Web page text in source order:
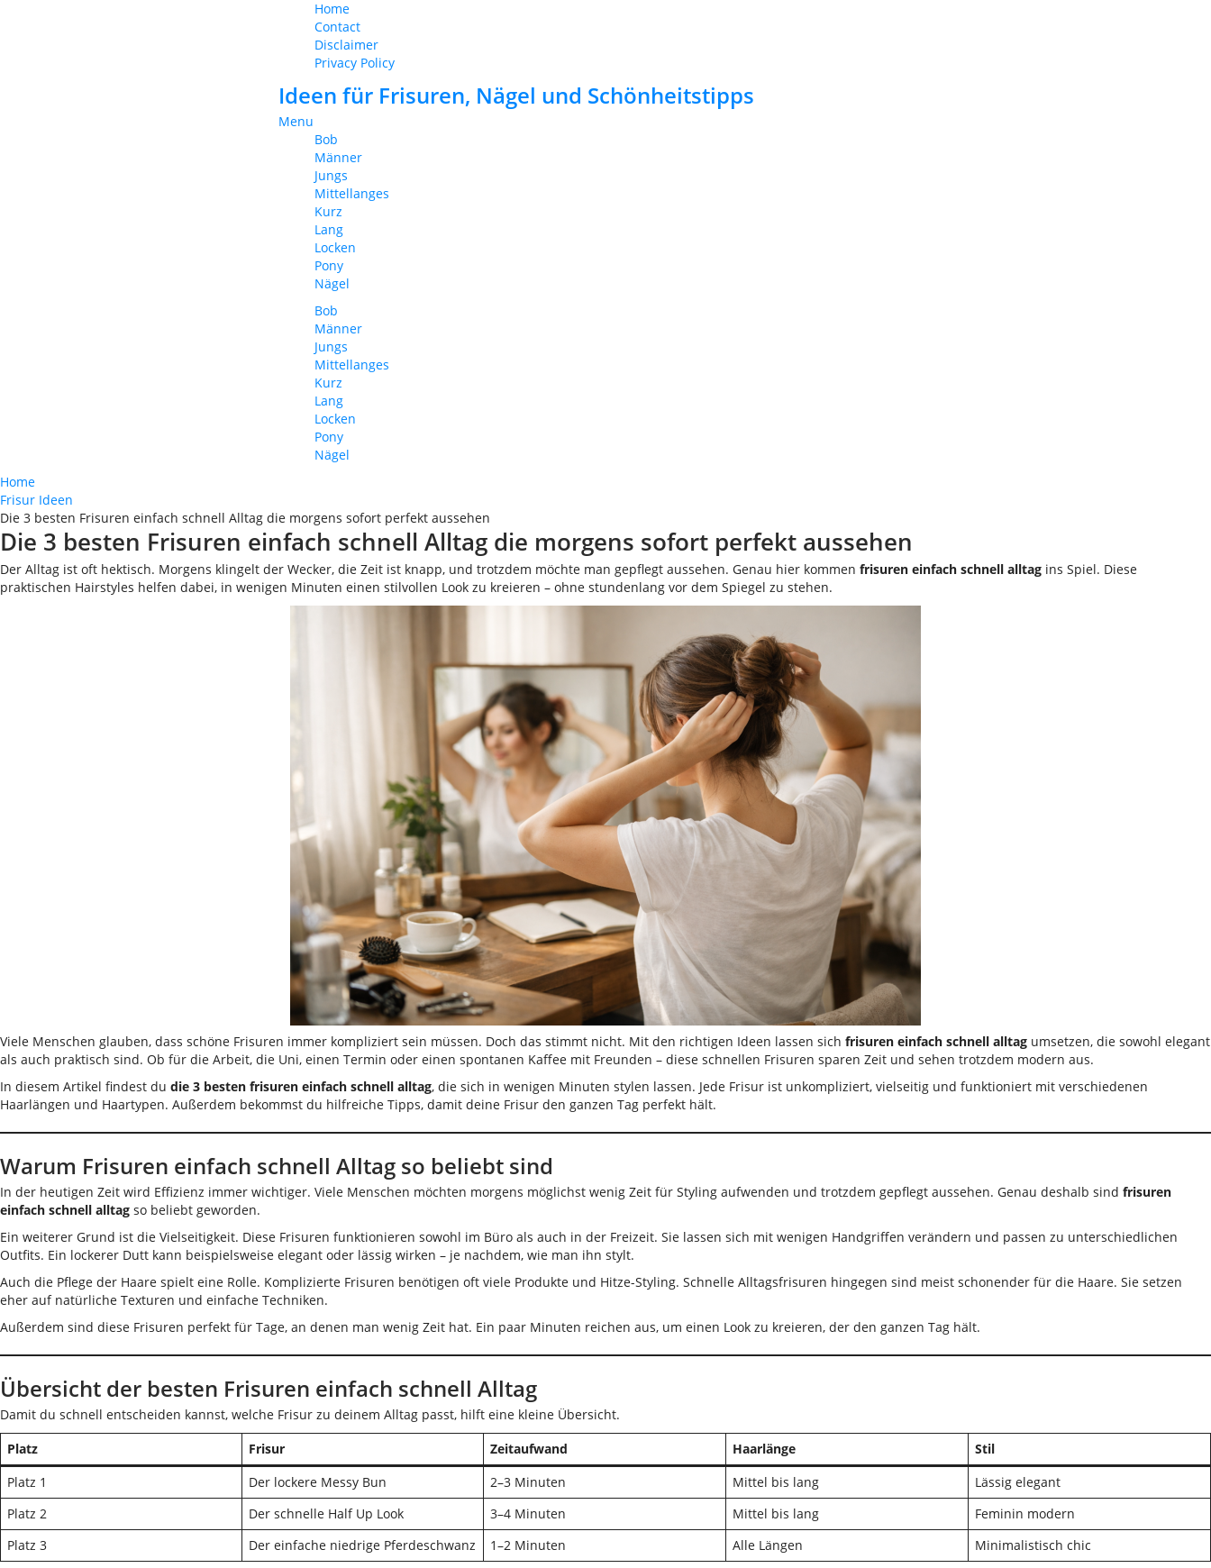
Home
Contact
Disclaimer
Privacy Policy
Ideen für Frisuren, Nägel und Schönheitstipps
Menu
Bob
Männer
Jungs
Mittellanges
Kurz
Lang
Locken
Pony
Nägel
Bob
Männer
Jungs
Mittellanges
Kurz
Lang
Locken
Pony
Nägel
Home
Frisur Ideen
Die 3 besten Frisuren einfach schnell Alltag die morgens sofort perfekt aussehen
Die 3 besten Frisuren einfach schnell Alltag die morgens sofort perfekt aussehen
Der Alltag ist oft hektisch. Morgens klingelt der Wecker, die Zeit ist knapp, und trotzdem möchte man gepflegt aussehen. Genau hier kommen frisuren einfach schnell alltag ins Spiel. Diese
praktischen Hairstyles helfen dabei, in wenigen Minuten einen stilvollen Look zu kreieren – ohne stundenlang vor dem Spiegel zu stehen.
Viele Menschen glauben, dass schöne Frisuren immer kompliziert sein müssen. Doch das stimmt nicht. Mit den richtigen Ideen lassen sich frisuren einfach schnell alltag umsetzen, die sowohl elegant
als auch praktisch sind. Ob für die Arbeit, die Uni, einen Termin oder einen spontanen Kaffee mit Freunden – diese schnellen Frisuren sparen Zeit und sehen trotzdem modern aus.
In diesem Artikel findest du die 3 besten frisuren einfach schnell alltag, die sich in wenigen Minuten stylen lassen. Jede Frisur ist unkompliziert, vielseitig und funktioniert mit verschiedenen
Haarlängen und Haartypen. Außerdem bekommst du hilfreiche Tipps, damit deine Frisur den ganzen Tag perfekt hält.
Warum Frisuren einfach schnell Alltag so beliebt sind
In der heutigen Zeit wird Effizienz immer wichtiger. Viele Menschen möchten morgens möglichst wenig Zeit für Styling aufwenden und trotzdem gepflegt aussehen. Genau deshalb sind frisuren
einfach schnell alltag so beliebt geworden.
Ein weiterer Grund ist die Vielseitigkeit. Diese Frisuren funktionieren sowohl im Büro als auch in der Freizeit. Sie lassen sich mit wenigen Handgriffen verändern und passen zu unterschiedlichen
Outfits. Ein lockerer Dutt kann beispielsweise elegant oder lässig wirken – je nachdem, wie man ihn stylt.
Auch die Pflege der Haare spielt eine Rolle. Komplizierte Frisuren benötigen oft viele Produkte und Hitze-Styling. Schnelle Alltagsfrisuren hingegen sind meist schonender für die Haare. Sie setzen
eher auf natürliche Texturen und einfache Techniken.
Außerdem sind diese Frisuren perfekt für Tage, an denen man wenig Zeit hat. Ein paar Minuten reichen aus, um einen Look zu kreieren, der den ganzen Tag hält.
Übersicht der besten Frisuren einfach schnell Alltag
Damit du schnell entscheiden kannst, welche Frisur zu deinem Alltag passt, hilft eine kleine Übersicht.
Platz
Frisur Zeitaufwand Haarlänge
Stil
Platz 1
Der lockere Messy Bun 2–3 Minuten Mittel bis lang
Lässig elegant
Platz 2
Der schnelle Half Up Look 3–4 Minuten Mittel bis lang
Feminin modern
Platz 3
Der einfache niedrige Pferdeschwanz 1–2 Minuten Alle Längen
Minimalistisch chic